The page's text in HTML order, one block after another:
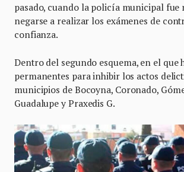
pasado, cuando la policía municipal fue
negarse a realizar los exámenes de
confianza.
Dentro del segundo esquema, en el que
permanentes para inhibir los actos
municipios de Bocoyna, Coronado,
Guadalupe y Praxedis G.